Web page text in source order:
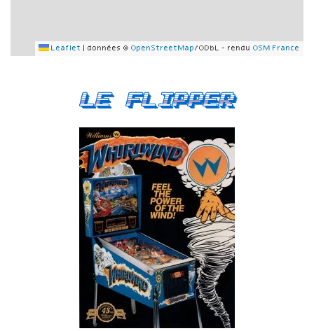
Leaflet données © OpenStreetMap/ODbL - rendu OSM France
Le Flipper